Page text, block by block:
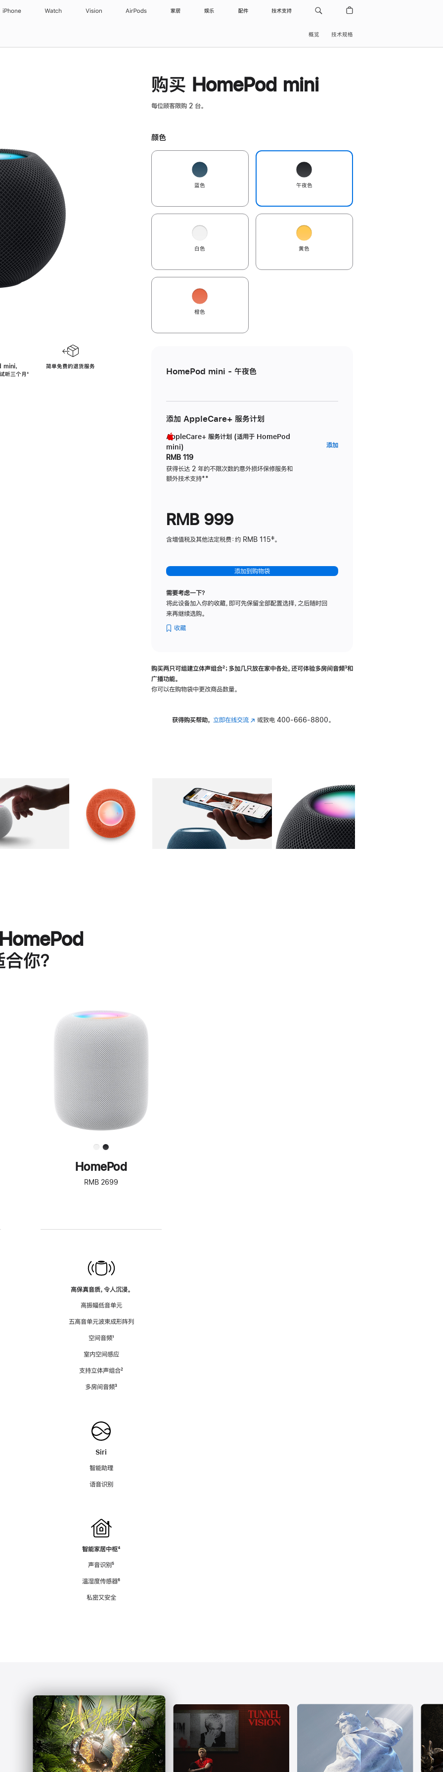
iPhone Watch Vision AirPods 家居 娱乐 配件 技术支持
概览 技术规格
，
听三个月脚
⁺
简单免费的退货服务
购买 HomePod mini
每位顾客限购 2 台。
颜色
蓝色 午夜色
白色 黄色
橙色
HomePod mini - 午夜色
添加 AppleCare+ 服务计划
AppleCare+ 服务计划 (适用于 HomePod
mini)
RMB 119
获得长达 2 年的不限次数的意外损坏保修服务和
额外技术支持脚
**
添加AppleCare+
RMB 999
含增值税及其他法定税费：约 RMB 115‡。
添加到购物袋
需要考虑一下？
将此设备加入你的收藏，即可先保留全部配置选择，之后随时回
来再继续选购。
收藏
购买两只可组建立体声组合脚
²；多加几只放在家中各处，还可体验多‍房‍间音频脚
³和
广播功能。
你可以在购物袋中更改商品数量。
获得购买帮助， 立即在线交流(在 或致电 400-666-8800。
图库 图像 图库 图像 图库 图像 4 图库 图像 5
你？
进
一
步
了
解
HomePod<
HomePod
RMB 2699
高保真音质，令人沉浸。
高振幅低音单元
五高音单元波束成形阵列
空间音频脚
¹
室内空间感应
支持立体声组合脚
²
多房间音频脚
³
Siri
智能助理
语音识别
智能家居中枢脚
⁴
声音识别脚
⁵
温湿度传感器脚
⁶
私密又安全